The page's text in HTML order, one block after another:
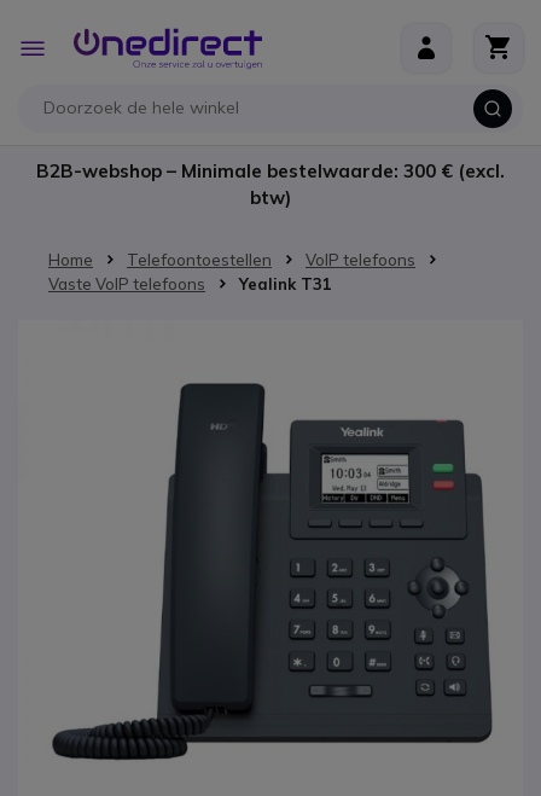
Toggle
Nav
B2B-webshop – Minimale bestelwaarde: 300 € (excl.
btw)
Home Telefoontoestellen
VoIP telefoons
Vaste VoIP telefoons
Yealink T31